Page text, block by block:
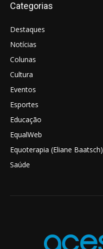
Categorias
Destaques
Notícias
Colunas
Cultura
Eventos
Esportes
Educação
EqualWeb
Equoterapia (Eliane Baatsch)
Saúde